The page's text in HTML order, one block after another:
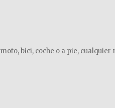
bici, coche o a pie,